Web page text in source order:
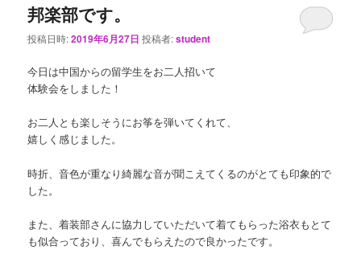
邦楽部です。
投稿日時:2019年6月27日 投稿者:student
今日は中国からの留学生をお二人招いて
体験会をしました！
お二人とも楽しそうにお筝を弾いてくれて、
嬉しく感じました。
時折、音色が重なり綺麗な音が聞こえてくるのがとても印象的で
した。
また、着装部さんに協力していただいて着てもらった浴衣もとて
も似合っており、喜んでもらえたので良かったです。